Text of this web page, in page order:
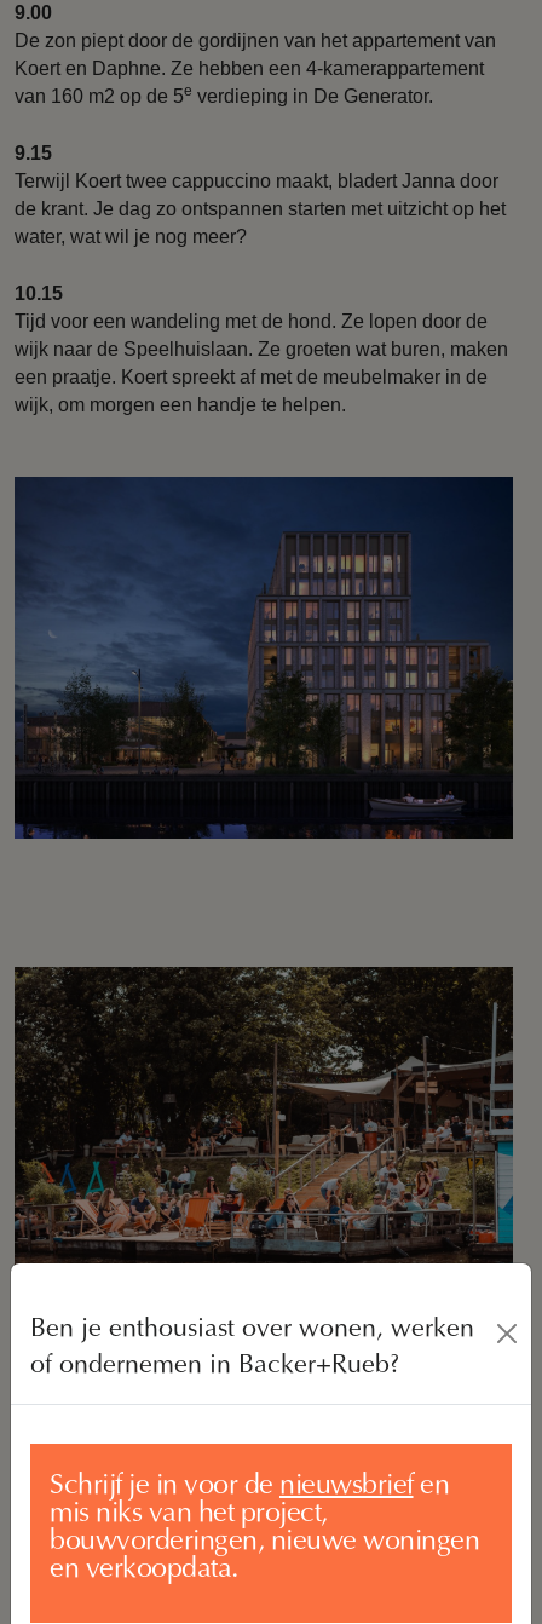
9.00
De zon piept door de gordijnen van het appartement van
Koert en Daphne. Ze hebben een 4-kamerappartement
van 160 m2 op de 5e verdieping in De Generator.
9.15
Terwijl Koert twee cappuccino maakt, bladert Janna door
de krant. Je dag zo ontspannen starten met uitzicht op het
water, wat wil je nog meer?
10.15
Tijd voor een wandeling met de hond. Ze lopen door de
wijk naar de Speelhuislaan. Ze groeten wat buren, maken
een praatje. Koert spreekt af met de meubelmaker in de
wijk, om morgen een handje te helpen.
Op naar de Markkade. Daar ligt hun sloepje al jaren. Hoe
leuk dat ze nu langs hun nieuwe wijk kunnen varen! Ze
nemen broodjes mee en maken een rondje over de Mark
en de Singels richting het Markdal. Breda blijft prachtig
vanaf het water.
Ben je enthousiast over wonen, werken
of ondernemen in Backer+Rueb?
Schrijf je in voor de nieuwsbriefen
mis niks van het project,
bouwvorderingen, nieuwe woningen
en verkoopdata.